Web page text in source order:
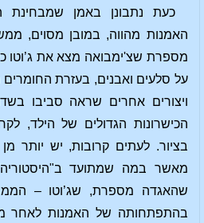
כעת נתבונן באמן שמבחינת
האמנות מהווה, במובן מסוים,
מספרת שצ'ימבואה מצא את ג’וטו
על סלעים ואבנים, בעזרת החומרים
ויצורים אחרים שראה סביבו
הכישרונות הגדולים של הילד,
בציור. לעתים קרובות, יש יותר
מאשר במה שמתועד ב"היסטוריה"
שהאגדה מספרת, שג’וטו –
בהתפתחותה של האמנות לאחר